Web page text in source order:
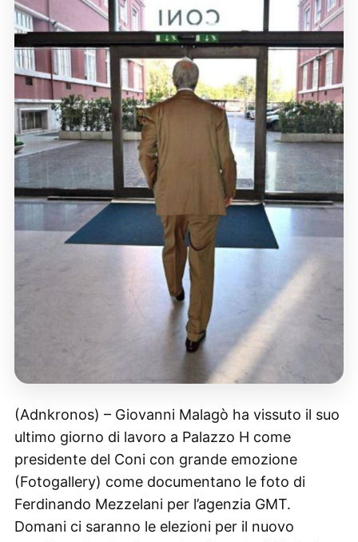
(Adnkronos) – Giovanni Malagò ha vissuto il suo
ultimo giorno di lavoro a Palazzo H come
presidente del Coni con grande emozione
(Fotogallery) come documentano le foto di
Ferdinando Mezzelani per l’agenzia GMT.
Domani ci saranno le elezioni per il nuovo